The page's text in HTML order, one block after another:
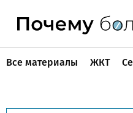
Все материалы ЖКТ